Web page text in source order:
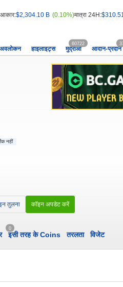
आकार:$2,304.10 B (0.10%)मात्रा 24H:
अवलोकन हाइलाइट्स मुद्राओं
60722
आदान-प्रदान
नहीं
तुलना कॉइन अपडेट करें
0
इसी तरह के Coins तरलता विजेट